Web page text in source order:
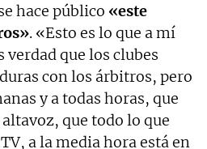
hace público «este
. «Esto es lo que a mí
verdad que los clubes
con los árbitros, pero
y a todas horas, que
que todo lo que
a la media hora está en